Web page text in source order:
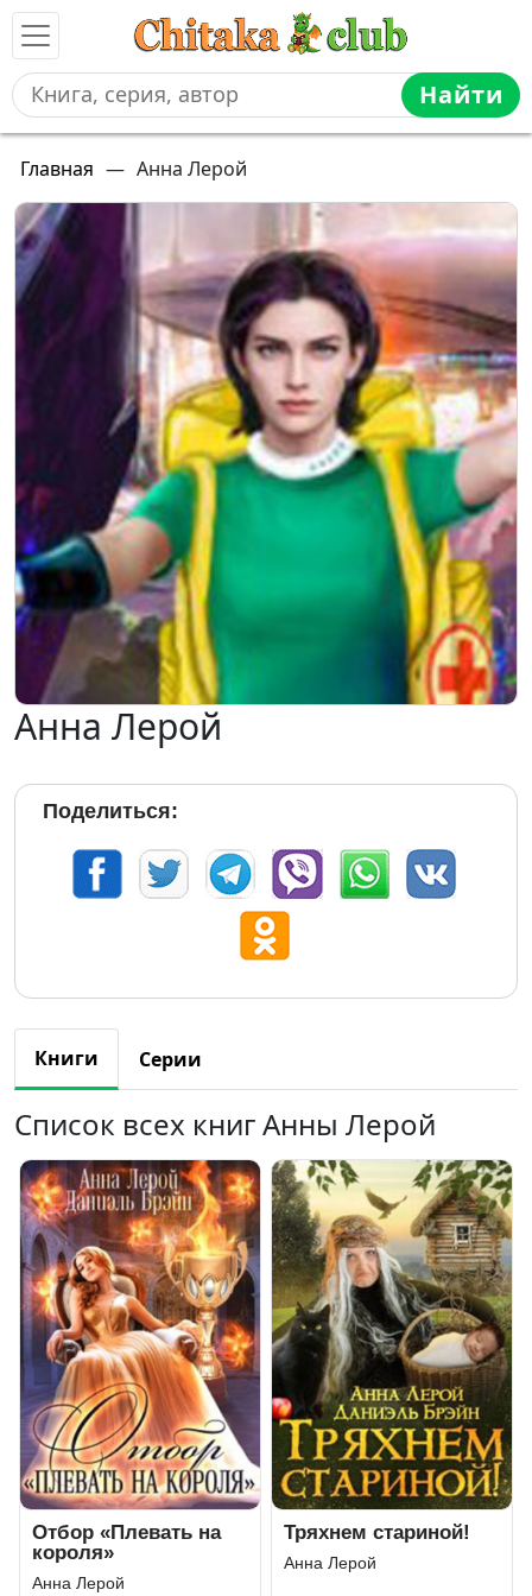
Найти
Главная — Анна Лерой
Анна Лерой
Поделиться:
Книги Серии
Список всех книг Анны Лерой
Отбор «Плевать на
короля»
Анна Лерой
Тряхнем стариной!
Анна Лерой